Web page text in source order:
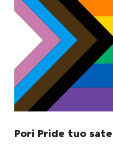
Pori Pride tuo